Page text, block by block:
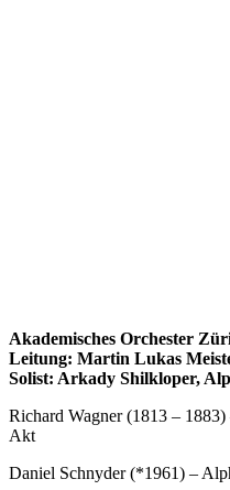
Akademisches Orchester
Leitung: Martin Lukas
Solist: Arkady Shilkloper,
Richard Wagner (1813 –
Akt
Daniel Schnyder (*1961) –